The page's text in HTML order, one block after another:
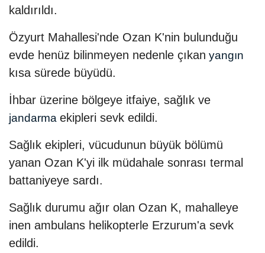
kaldırıldı.
Özyurt Mahallesi'nde Ozan K'nin bulunduğu
evde henüz bilinmeyen nedenle çıkan yangın
kısa sürede büyüdü.
İhbar üzerine bölgeye itfaiye, sağlık ve
jandarma ekipleri sevk edildi.
Sağlık ekipleri, vücudunun büyük bölümü
yanan Ozan K'yi ilk müdahale sonrası termal
battaniyeye sardı.
Sağlık durumu ağır olan Ozan K, mahalleye
inen ambulans helikopterle Erzurum'a sevk
edildi.